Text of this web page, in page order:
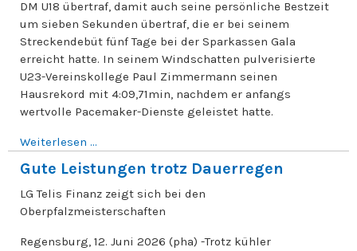
DM U18 übertraf, damit auch seine persönliche Bestzeit
um sieben Sekunden übertraf, die er bei seinem
Streckendebüt fünf Tage bei der Sparkassen Gala
erreicht hatte. In seinem Windschatten pulverisierte
U23-Vereinskollege Paul Zimmermann seinen
Hausrekord mit 4:09,71min, nachdem er anfangs
wertvolle Pacemaker-Dienste geleistet hatte.
Weiterlesen ...
Gute Leistungen trotz Dauerregen
LG Telis Finanz zeigt sich bei den
Oberpfalzmeisterschaften
Regensburg, 12. Juni 2026 (pha) -Trotz kühler